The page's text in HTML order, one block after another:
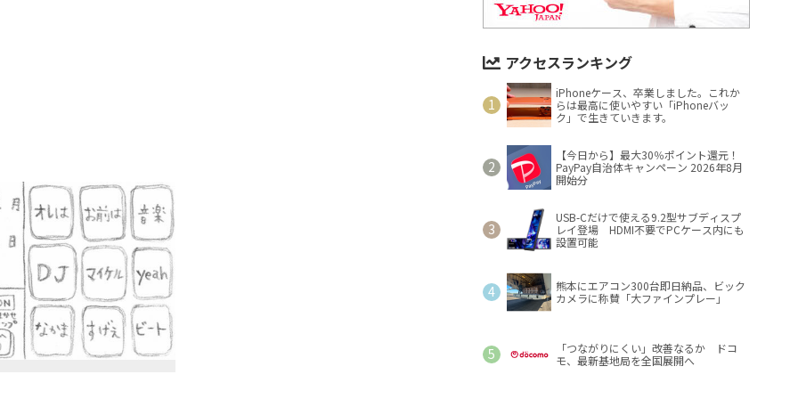
アクセスランキング
iPhoneケース、卒業しました。これか
らは最高に使いやすい「iPhoneバッ
ク」で生きていきます。
【今日から】最大30％ポイント還元！
PayPay自治体キャンペーン 2026年8月
開始分
USB-Cだけで使える9.2型サブディスプ
レイ登場 HDMI不要でPCケース内にも
設置可能
熊本にエアコン300台即日納品、ビック
カメラに称賛「大ファインプレー」
「つながりにくい」改善なるか ドコ
モ、最新基地局を全国展開へ